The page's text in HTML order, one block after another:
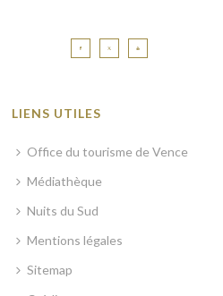
LIENS UTILES
Office du tourisme de Vence
Médiathèque
Nuits du Sud
Mentions légales
Sitemap